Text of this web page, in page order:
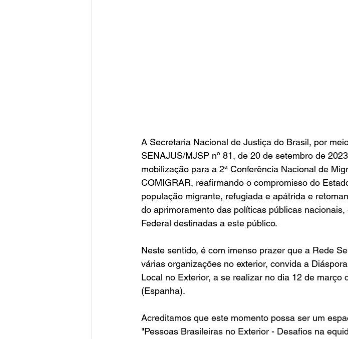
A Secretaria Nacional de Justiça do Brasil, por
SENAJUS/MJSP nº 81, de 20 de setembro de
mobilização para a 2ª Conferência Nacional de
COMIGRAR, reafirmando o compromisso do
população migrante, refugiada e apátrida e
do aprimoramento das políticas públicas
Federal destinadas a este público.
Neste sentido, é com imenso prazer que a Rede
várias organizações no exterior, convida a
Local no Exterior, a se realizar no dia 12 de março
(Espanha).
Acreditamos que este momento possa ser um
"Pessoas Brasileiras no Exterior - Desafios na